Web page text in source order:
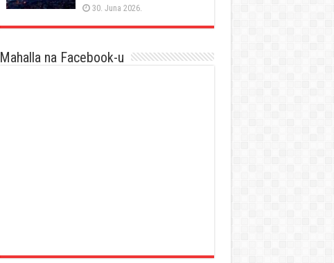
30. Juna 2026.
Mahalla na Facebook-u